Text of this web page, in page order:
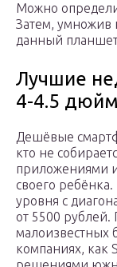
Можно
Затем, умножив
данный
Лучшие
4-4.5
Дешёвые
кто не
приложениями
своего
уровня с
от 5500 рублей.
малоизвестных
компаниях, как